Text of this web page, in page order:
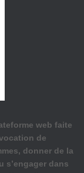
web faite
de
donner de la
s’engager dans